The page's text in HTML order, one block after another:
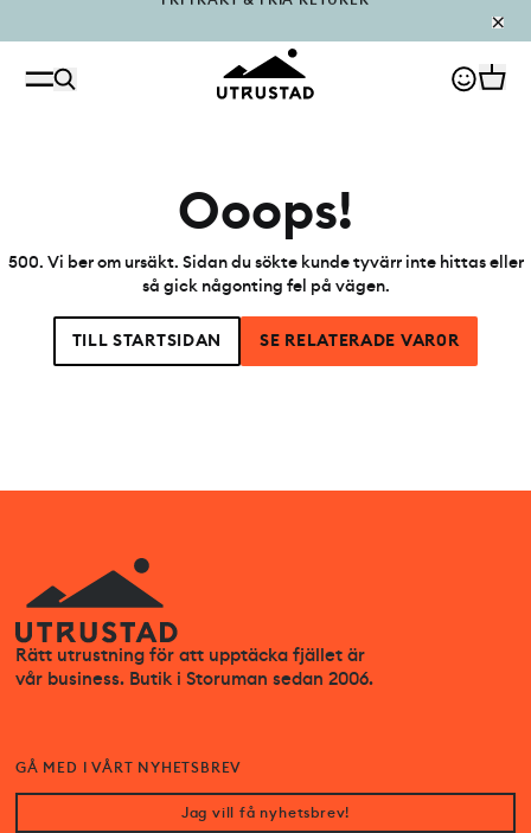
Ooops!
500. Vi ber om ursäkt. Sidan du sökte kunde tyvärr inte hittas eller
så gick någonting fel på vägen.
TILL STARTSIDAN SE RELATERADE VAR0R
Rätt utrustning för att upptäcka fjället är
vår business. Butik i Storuman sedan 2006.
GÅ MED I VÅRT NYHETSBREV
Jag vill få nyhetsbrev!